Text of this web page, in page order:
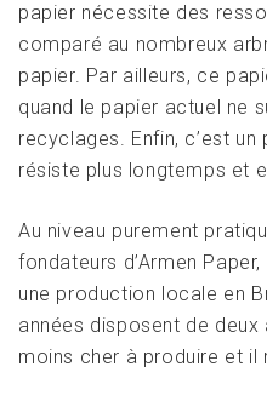
papier nécessite des
comparé au nombreux
papier. Par ailleurs, ce
quand le papier actuel ne
recyclages. Enfin, c’est
résiste plus longtemps et
Au niveau purement
fondateurs d’Armen
une production locale en
années disposent de
moins cher à produire et il